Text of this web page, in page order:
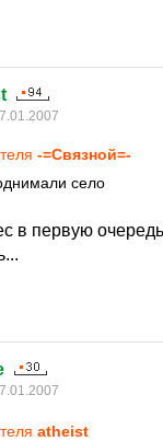
-=Связной=-
село
в первую
atheist